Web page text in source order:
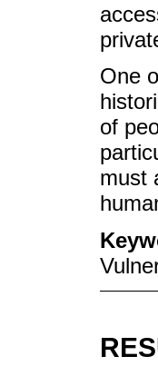
One
of
must